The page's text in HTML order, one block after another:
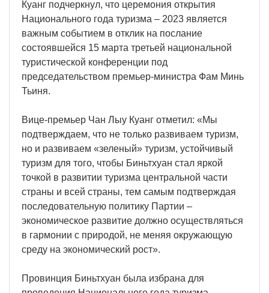
Куанг подчеркнул, что церемония открытия
Национального года туризма – 2023 является
важным событием в отклик на послание
состоявшейся 15 марта третьей национальной
туристической конференции под
председательством премьер-министра Фам Минь
Тьиня.
Вице-премьер Чан Лыу Куанг отметил: «Мы
подтверждаем, что не только развиваем туризм,
но и развиваем «зеленый» туризм, устойчивый
туризм для того, чтобы Биньтхуан стал яркой
точкой в развитии туризма центральной части
страны и всей страны, тем самым подтверждая
последовательную политику Партии –
экономическое развитие должно осуществляться
в гармонии с природой, не меняя окружающую
среду на экономический рост».
Провинция Биньтхуан была избрана для